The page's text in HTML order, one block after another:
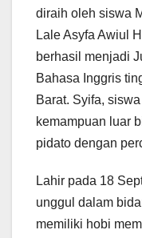
diraih oleh siswa
Lale Asyfa Awiul
berhasil menjadi
Bahasa Inggris
Barat. Syifa,
kemampuan luar
pidato dengan
Lahir pada 18
unggul dalam
memiliki hobi